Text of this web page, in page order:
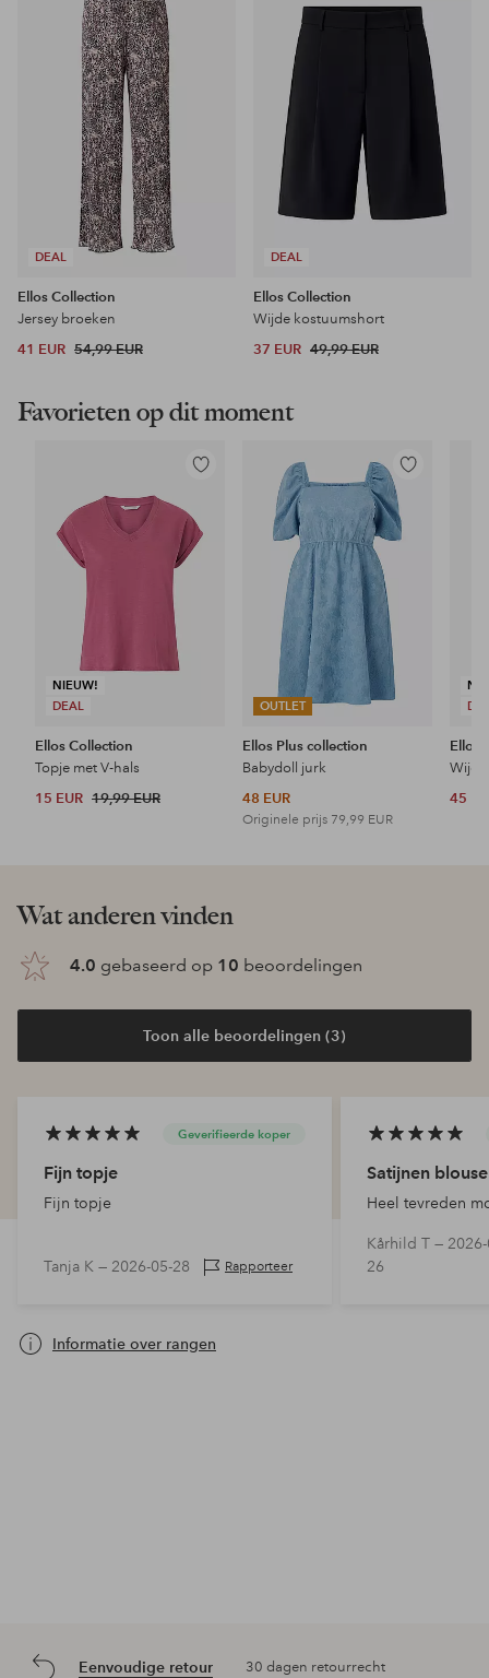
DEAL
Ellos Collection
Jersey broeken
41 EUR 54,99 EUR
DEAL
Ellos Collection
Wijde kostuumshort
37 EUR 49,99 EUR
Favorieten op dit moment
NIEUW!
DEAL
Toevoegen
favorieten
Ellos Collection
Topje met V-hals
15 EUR 19,99 EUR
OUTLET
Toevoegen
aan
favorieten
Ellos Plus collection
Babydoll jurk
48 EUR
Originele prijs 79,99 EUR
Ellos
45
Wat anderen vinden
4.0 gebaseerd op 10 beoordelingen
Toon alle beoordelingen (3)
Geverifieerde koper
Fijn topje
Fijn topje
Tanja K — 2026-05-28 Rapporteer
Satijnen blouse
Heel tevreden
Kårhild T —
26
Informatie over rangen
Eenvoudige retour 30 dagen retourrecht